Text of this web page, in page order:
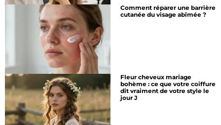
Comment réparer une barrière
cutanée du visage abîmée ?
Fleur cheveux mariage
bohème : ce que votre coiffure
dit vraiment de votre style le
jour J